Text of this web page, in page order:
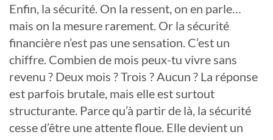
Enfin, la sécurité. On la ressent, on en parle…
mais on la mesure rarement. Or la sécurité
financière n’est pas une sensation. C’est un
chiffre. Combien de mois peux-tu vivre sans
revenu ? Deux mois ? Trois ? Aucun ? La réponse
est parfois brutale, mais elle est surtout
structurante. Parce qu’à partir de là, la sécurité
cesse d’être une attente floue. Elle devient un